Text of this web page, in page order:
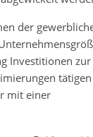
der
Investitionen zur
mit einer